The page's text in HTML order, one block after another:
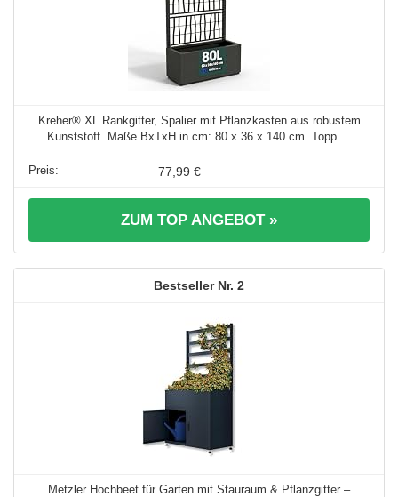
Kreher® XL Rankgitter, Spalier mit Pflanzkasten aus robustem
Kunststoff. Maße BxTxH in cm: 80 x 36 x 140 cm. Topp ...
77,99 €
ZUM TOP ANGEBOT »
2
Metzler Hochbeet für Garten mit Stauraum & Pflanzgitter –